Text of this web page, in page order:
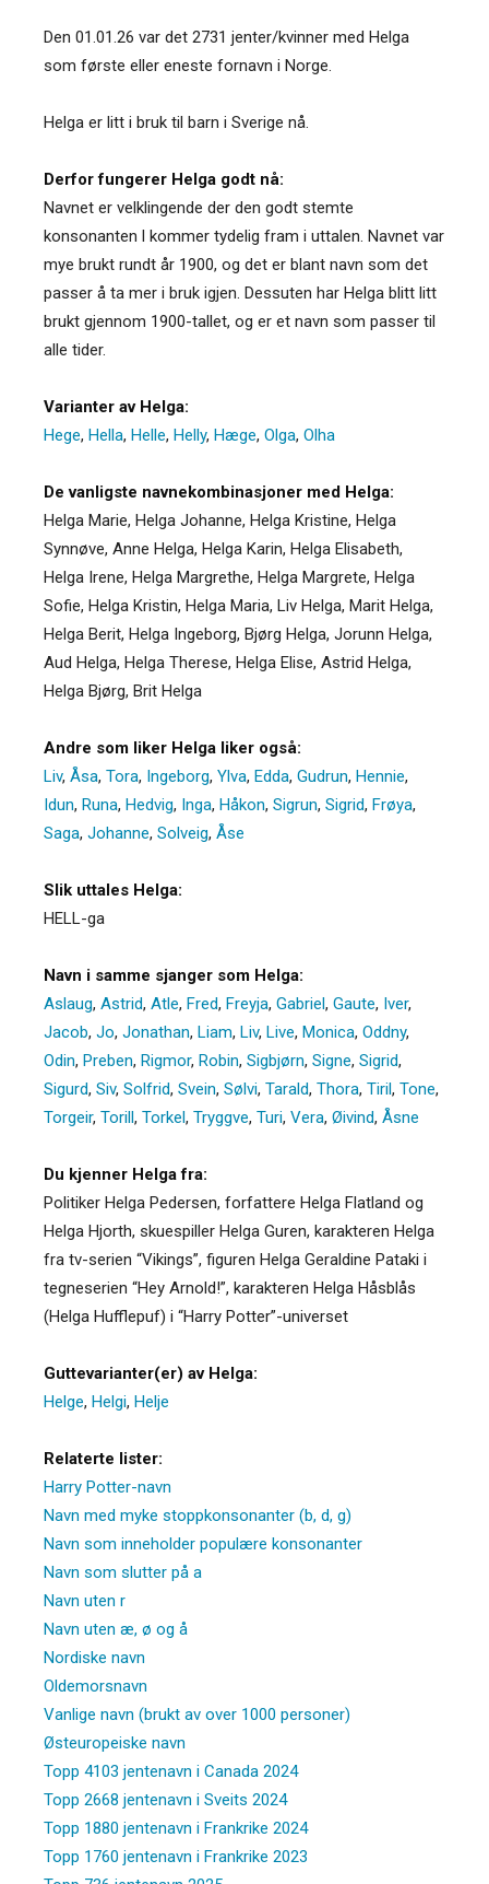
Den 01.01.26 var det 2731 jenter/kvinner med Helga
som første eller eneste fornavn i Norge.
Helga er litt i bruk til barn i Sverige nå.
Derfor fungerer Helga godt nå:
Navnet er velklingende der den godt stemte
konsonanten l kommer tydelig fram i uttalen. Navnet var
mye brukt rundt år 1900, og det er blant navn som det
passer å ta mer i bruk igjen. Dessuten har Helga blitt litt
brukt gjennom 1900-tallet, og er et navn som passer til
alle tider.
Varianter av Helga:
Hege, Hella, Helle, Helly, Hæge, Olga, Olha
De vanligste navnekombinasjoner med Helga:
Helga Marie, Helga Johanne, Helga Kristine, Helga
Synnøve, Anne Helga, Helga Karin, Helga Elisabeth,
Helga Irene, Helga Margrethe, Helga Margrete, Helga
Sofie, Helga Kristin, Helga Maria, Liv Helga, Marit Helga,
Helga Berit, Helga Ingeborg, Bjørg Helga, Jorunn Helga,
Aud Helga, Helga Therese, Helga Elise, Astrid Helga,
Helga Bjørg, Brit Helga
Andre som liker Helga liker også:
Liv, Åsa, Tora, Ingeborg, Ylva, Edda, Gudrun, Hennie,
Idun, Runa, Hedvig, Inga, Håkon, Sigrun, Sigrid, Frøya,
Saga, Johanne, Solveig, Åse
Slik uttales Helga:
HELL-ga
Navn i samme sjanger som Helga:
Aslaug, Astrid, Atle, Fred, Freyja, Gabriel, Gaute, Iver,
Jacob, Jo, Jonathan, Liam, Liv, Live, Monica, Oddny,
Odin, Preben, Rigmor, Robin, Sigbjørn, Signe, Sigrid,
Sigurd, Siv, Solfrid, Svein, Sølvi, Tarald, Thora, Tiril, Tone,
Torgeir, Torill, Torkel, Tryggve, Turi, Vera, Øivind, Åsne
Du kjenner Helga fra:
Politiker Helga Pedersen, forfattere Helga Flatland og
Helga Hjorth, skuespiller Helga Guren, karakteren Helga
fra tv-serien “Vikings”, figuren Helga Geraldine Pataki i
tegneserien “Hey Arnold!”, karakteren Helga Håsblås
(Helga Hufflepuf) i “Harry Potter”-universet
Guttevarianter(er) av Helga:
Helge, Helgi, Helje
Relaterte lister:
Harry Potter-navn
Navn med myke stoppkonsonanter (b, d, g)
Navn som inneholder populære konsonanter
Navn som slutter på a
Navn uten r
Navn uten æ, ø og å
Nordiske navn
Oldemorsnavn
Vanlige navn (brukt av over 1000 personer)
Østeuropeiske navn
Topp 4103 jentenavn i Canada 2024
Topp 2668 jentenavn i Sveits 2024
Topp 1880 jentenavn i Frankrike 2024
Topp 1760 jentenavn i Frankrike 2023